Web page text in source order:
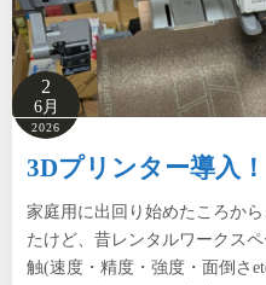
ッ
プ
2
6月
2026
3Dプリンター導入！
家庭用に出回り始めたころか
たけど、昔レンタルワークス
触(速度・精度・強度・面倒さ